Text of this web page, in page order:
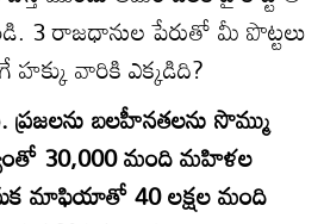
3 రాజధానుల పేరుతో మీ పొట్టలు
హక్కు వారికి ఎక్కడిది?
బలహీనతలను సొమ్ము
30,000 మంది మహిళల
మాఫియాతో 40 లక్షల మంది